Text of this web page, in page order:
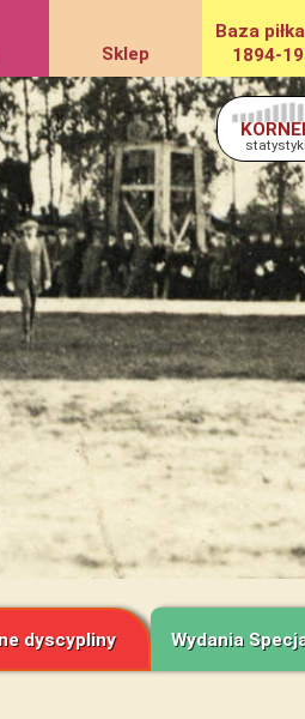
Sklep
Baza
1894-
statystyki
dyscypliny Wydania